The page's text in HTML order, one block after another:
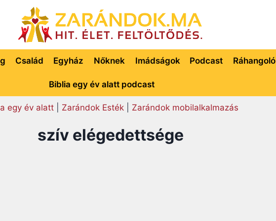
Család Egyház Nőknek Imádságok Podcast Ráhangoló
Biblia egy év alatt podcast
egy év alatt| Zarándok Esték| Zarándok mobilalkalmazás
szív elégedettsége